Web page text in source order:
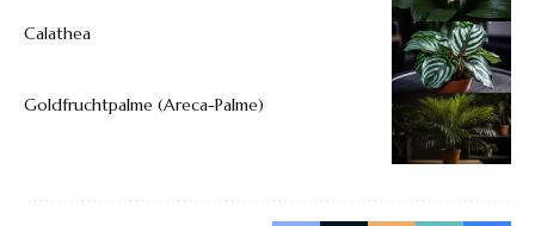
Calathea
Goldfruchtpalme (Areca-Palme)